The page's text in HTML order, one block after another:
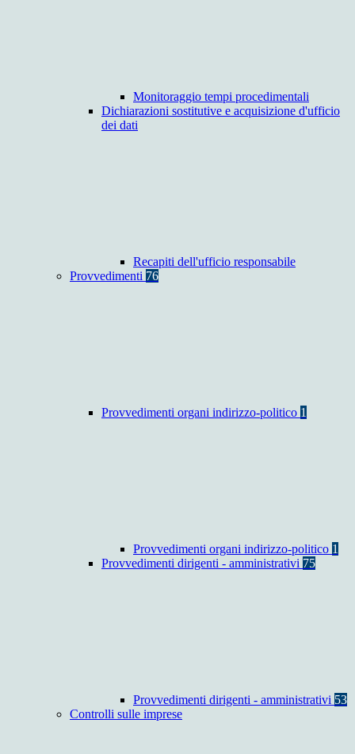
Monitoraggio tempi procedimentali
Dichiarazioni sostitutive e acquisizione d'ufficio
dei dati
Recapiti dell'ufficio responsabile
Provvedimenti 76
Provvedimenti organi indirizzo-politico 1
Provvedimenti organi indirizzo-politico 1
Provvedimenti dirigenti - amministrativi 75
Provvedimenti dirigenti - amministrativi 53
Controlli sulle imprese